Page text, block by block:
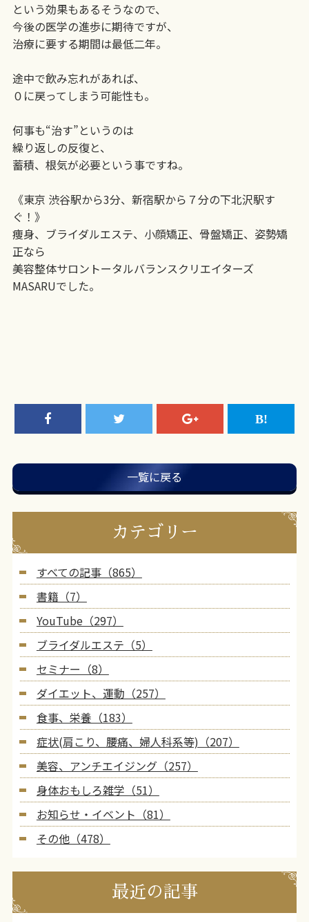
という効果もあるそうなので、
今後の医学の進歩に期待ですが、
治療に要する期間は最低二年。
途中で飲み忘れがあれば、
０に戻ってしまう可能性も。
何事も“治す”というのは
繰り返しの反復と、
蓄積、根気が必要という事ですね。
《東京 渋谷駅から3分、新宿駅から７分の下北沢駅す
ぐ！》
痩身、ブライダルエステ、小顔矯正、骨盤矯正、姿勢矯
正なら
美容整体サロントータルバランスクリエイターズ
MASARUでした。
一覧に戻る
カテゴリー
すべての記事（865）
書籍（7）
YouTube（297）
ブライダルエステ（5）
セミナー（8）
ダイエット、運動（257）
食事、栄養（183）
症状(肩こり、腰痛、婦人科系等)（207）
美容、アンチエイジング（257）
身体おもしろ雑学（51）
お知らせ・イベント（81）
その他（478）
最近の記事